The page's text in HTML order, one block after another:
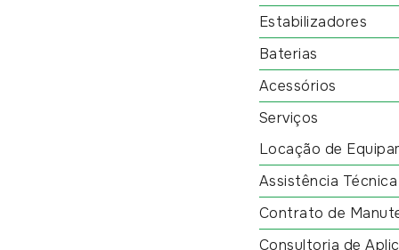
Estabilizadores
Baterias
Acessórios
Serviços
Locação de
Assistência Técnica
Contrato de
Consultoria de